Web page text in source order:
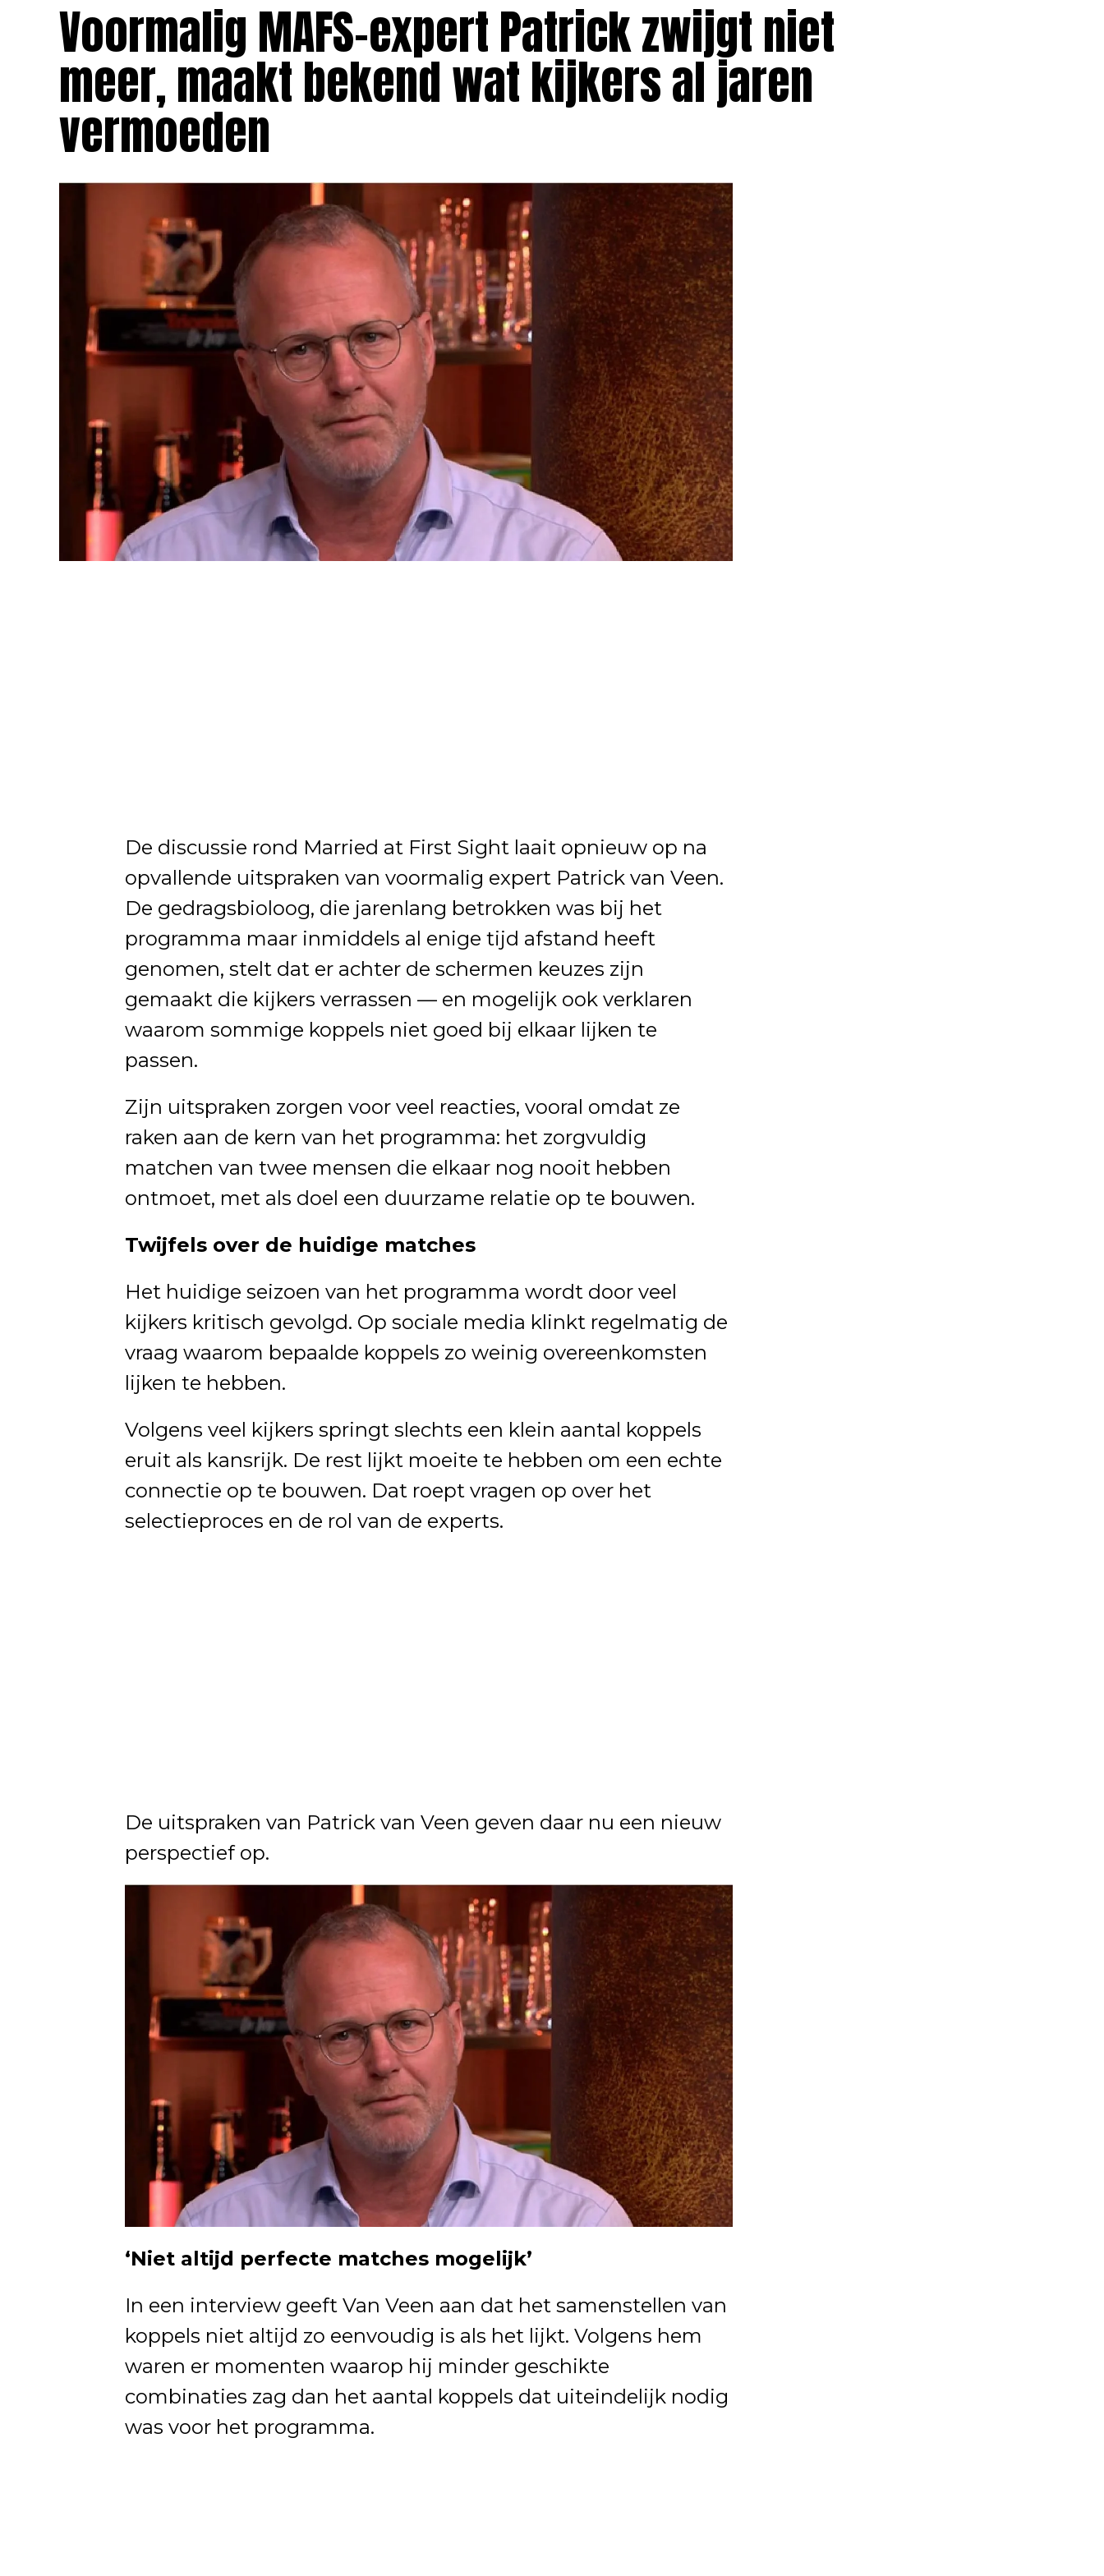
Voormalig MAFS-expert Patrick zwijgt niet
meer, maakt bekend wat kijkers al jaren
vermoeden
De discussie rond Married at First Sight laait opnieuw op na
opvallende uitspraken van voormalig expert Patrick van Veen.
De gedragsbioloog, die jarenlang betrokken was bij het
programma maar inmiddels al enige tijd afstand heeft
genomen, stelt dat er achter de schermen keuzes zijn
gemaakt die kijkers verrassen — en mogelijk ook verklaren
waarom sommige koppels niet goed bij elkaar lijken te
passen.
Zijn uitspraken zorgen voor veel reacties, vooral omdat ze
raken aan de kern van het programma: het zorgvuldig
matchen van twee mensen die elkaar nog nooit hebben
ontmoet, met als doel een duurzame relatie op te bouwen.
Twijfels over de huidige matches
Het huidige seizoen van het programma wordt door veel
kijkers kritisch gevolgd. Op sociale media klinkt regelmatig de
vraag waarom bepaalde koppels zo weinig overeenkomsten
lijken te hebben.
Volgens veel kijkers springt slechts een klein aantal koppels
eruit als kansrijk. De rest lijkt moeite te hebben om een echte
connectie op te bouwen. Dat roept vragen op over het
selectieproces en de rol van de experts.
De uitspraken van Patrick van Veen geven daar nu een nieuw
perspectief op.
‘Niet altijd perfecte matches mogelijk’
In een interview geeft Van Veen aan dat het samenstellen van
koppels niet altijd zo eenvoudig is als het lijkt. Volgens hem
waren er momenten waarop hij minder geschikte
combinaties zag dan het aantal koppels dat uiteindelijk nodig
was voor het programma.